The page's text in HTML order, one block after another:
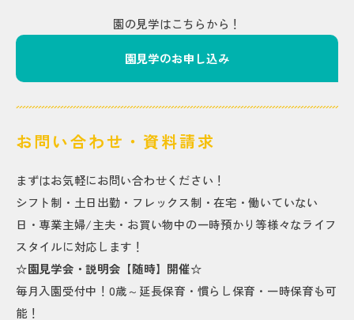
園の見学はこちらから！
園見学のお申し込み
お問い合わせ・資料請求
まずはお気軽にお問い合わせください！
シフト制・土日出勤・フレックス制・在宅・働いていない
日・専業主婦/主夫・お買い物中の一時預かり等様々なライフ
スタイルに対応します！
☆園見学会・説明会【随時】開催☆
毎月入園受付中！0歳～延長保育・慣らし保育・一時保育も可
能！